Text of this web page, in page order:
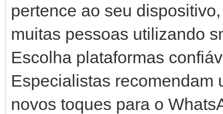
pertence ao seu
muitas pessoas utilizando
Escolha plataformas
Especialistas recomendam
novos toques para o